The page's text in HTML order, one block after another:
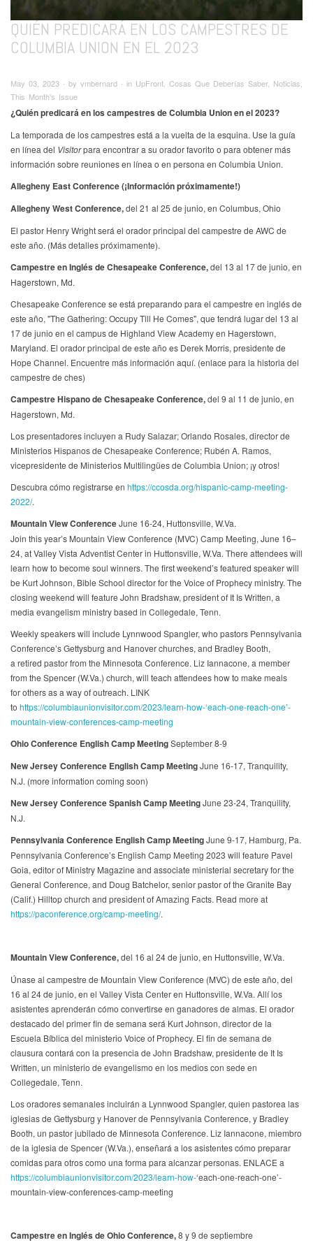
QUIÉN PREDICARÁ EN LOS CAMPESTRES DE
COLUMBIA UNION EN EL 2023
May 03, 2023 ∙ by vmbernard ∙ in UpFront, Cosas Que Deberías Saber, Noticias,
This Month's Issue
¿Quién predicará en los campestres de Columbia Union en el 2023?
La temporada de los campestres está a la vuelta de la esquina. Use la guía
en línea del Visitorpara encontrar a su orador favorito o para obtener más
información sobre reuniones en línea o en persona en Columbia Union.
Allegheny East Conference (¡Información próximamente!)
Allegheny West Conference,del 21 al 25 de junio, en Columbus, Ohio
El pastor Henry Wright será el orador principal del campestre de AWC de
este año. (Más detalles próximamente).
Campestre en Inglés de Chesapeake Conference,del 13 al 17 de junio, en
Hagerstown, Md.
Chesapeake Conference se está preparando para el campestre en inglés de
este año, "The Gathering: Occupy Till He Comes", que tendrá lugar del 13 al
17 de junio en el campus de Highland View Academy en Hagerstown,
Maryland. El orador principal de este año es Derek Morris, presidente de
Hope Channel. Encuentre más información aquí. (enlace para la historia del
campestre de ches)
Campestre Hispano de Chesapeake Conference,del 9 al 11 de junio, en
Hagerstown, Md.
Los presentadores incluyen a Rudy Salazar; Orlando Rosales, director de
Ministerios Hispanos de Chesapeake Conference; Rubén A. Ramos,
vicepresidente de Ministerios Multilingües de Columbia Union; ¡y otros!
Descubra cómo registrarse en https://ccosda.org/hispanic-camp-meeting-
2022/.
Mountain View ConferenceJune 16-24, Huttonsville, W.Va.
Join this year’s Mountain View Conference (MVC) Camp Meeting, June 16–
24, at Valley Vista Adventist Center in Huttonsville, W.Va. There attendees will
learn how to become soul winners. The first weekend’s featured speaker will
be Kurt Johnson, Bible School director for the Voice of Prophecy ministry. The
closing weekend will feature John Bradshaw, president of It Is Written, a
media evangelism ministry based in Collegedale, Tenn.
Weekly speakers will include Lynnwood Spangler, who pastors Pennsylvania
Conference’s Gettysburg and Hanover churches, and Bradley Booth,
a retired pastor from the Minnesota Conference. Liz Iannacone, a member
from the Spencer (W.Va.) church, will teach attendees how to make meals
for others as a way of outreach. LINK
to https://columbiaunionvisitor.com/2023/learn-how-‘each-one-reach-one’-
mountain-view-conferences-camp-meeting
Ohio Conference English Camp MeetingSeptember 8-9
New Jersey Conference English Camp MeetingJune 16-17, Tranquility,
N.J. (more information coming soon)
New Jersey Conference Spanish Camp MeetingJune 23-24, Tranquility,
N.J.
Pennsylvania Conference English Camp MeetingJune 9-17, Hamburg, Pa.
Pennsylvania Conference’s English Camp Meeting 2023 will feature Pavel
Goia, editor of Ministry Magazine and associate ministerial secretary for the
General Conference, and Doug Batchelor, senior pastor of the Granite Bay
(Calif.) Hilltop church and president of Amazing Facts. Read more at
https://paconference.org/camp-meeting/.
Mountain View Conference,del 16 al 24 de junio, en Huttonsville, W.Va.
Únase al campestre de Mountain View Conference (MVC) de este año, del
16 al 24 de junio, en el Valley Vista Center en Huttonsville, W.Va. Allí los
asistentes aprenderán cómo convertirse en ganadores de almas. El orador
destacado del primer fin de semana será Kurt Johnson, director de la
Escuela Bíblica del ministerio Voice of Prophecy. El fin de semana de
clausura contará con la presencia de John Bradshaw, presidente de It Is
Written, un ministerio de evangelismo en los medios con sede en
Collegedale, Tenn.
Los oradores semanales incluirán a Lynnwood Spangler, quien pastorea las
iglesias de Gettysburg y Hanover de Pennsylvania Conference, y Bradley
Booth, un pastor jubilado de Minnesota Conference. Liz Iannacone, miembro
de la iglesia de Spencer (W.Va.), enseñará a los asistentes cómo preparar
comidas para otros como una forma para alcanzar personas. ENLACE a
https://columbiaunionvisitor.com/2023/learn-how-‘each-one-reach-one’-
mountain-view-conferences-camp-meeting
Campestre en Inglés de Ohio Conference,8 y 9 de septiembre